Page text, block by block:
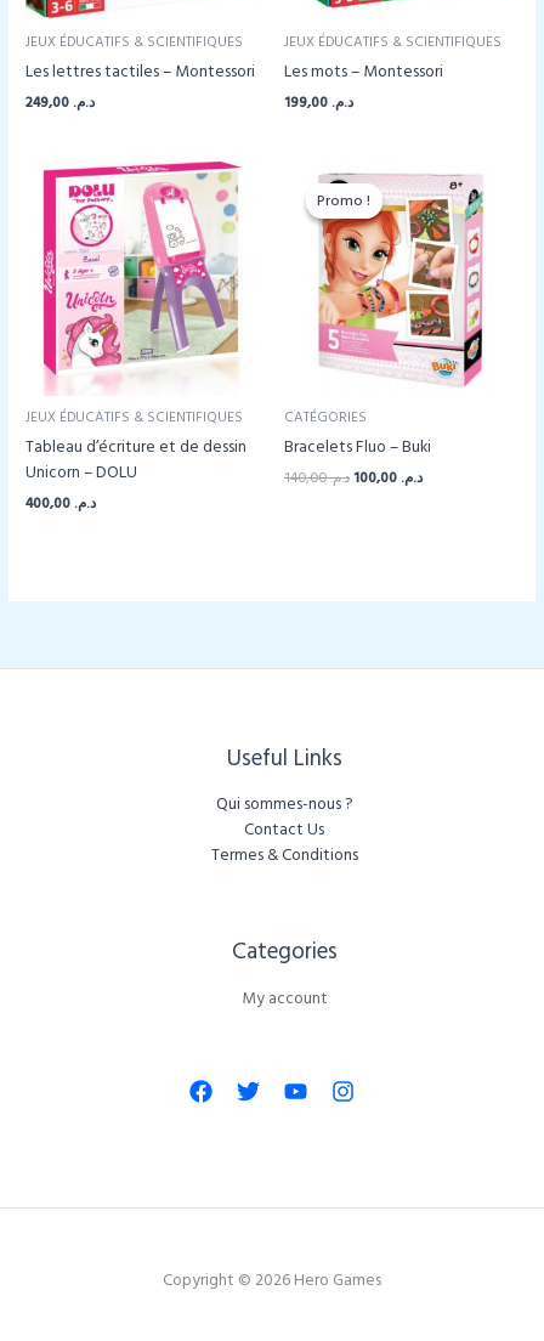
JEUX ÉDUCATIFS & SCIENTIFIQUES
Les lettres tactiles – Montessori
د.م.
JEUX ÉDUCATIFS & SCIENTIFIQUES
Les mots – Montessori
د.م.
JEUX ÉDUCATIFS & SCIENTIFIQUES
Tableau d’écriture et de dessin
Unicorn – DOLU
د.م.
Promo !
Promo !
CATÉGORIES
Bracelets Fluo – Buki
د.م.140,00
Le
د.م.Le
Useful Links
Qui sommes-nous ?
Contact Us
Termes & Conditions
Categories​
My account
Copyright © 2026 Hero Games